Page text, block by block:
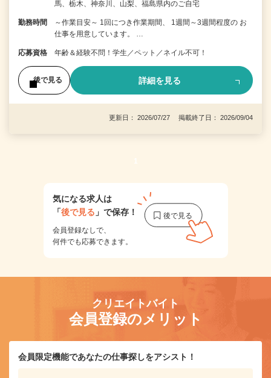
馬、栃木、神奈川、山梨、福島県内のご自宅
勤務時間
～作業目安～ 1回につき作業期間、 1週間～3週間程度の お
仕事を用意しています。 …
応募資格 年齢＆経験不問！学生／ペット／ネイル不可！
後で見る 詳細を見る
更新日： 2026/07/27 掲載終了日： 2026/09/04
1
気になる求人は
「後で見る 」で保存！
会員登録なしで、
何件でも応募できます。
クリエイトバイト
会員登録のメリット
会員限定機能であなたの仕事探しをアシスト！